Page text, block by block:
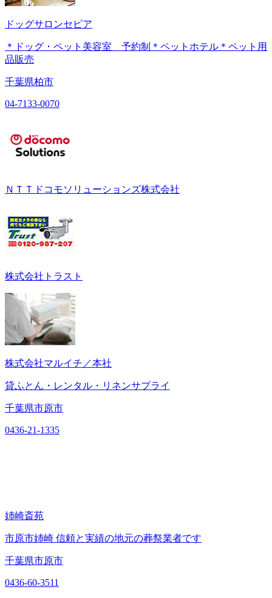
ドッグサロンセピア
＊ドッグ・ペット美容室 予約制＊ペットホテル＊ペット用
品販売
千葉県柏市
04-7133-0070
ＮＴＴドコモソリューションズ株式会社
株式会社トラスト
株式会社マルイチ／本社
貸ふとん・レンタル・リネンサプライ
千葉県市原市
0436-21-1335
姉崎斎苑
市原市姉崎 信頼と実績の地元の葬祭業者です
千葉県市原市
0436-60-3511